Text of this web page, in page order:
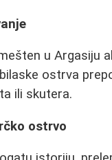
u Argasiju
ostrva
ili skutera.
ostrvo